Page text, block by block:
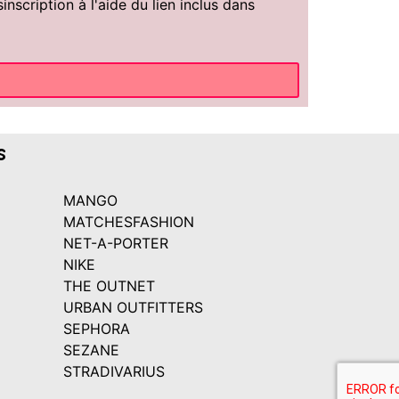
à l'aide du lien inclus dans
MANGO
MATCHESFASHION
NET-A-PORTER
NIKE
THE OUTNET
URBAN OUTFITTERS
SEPHORA
SEZANE
STRADIVARIUS